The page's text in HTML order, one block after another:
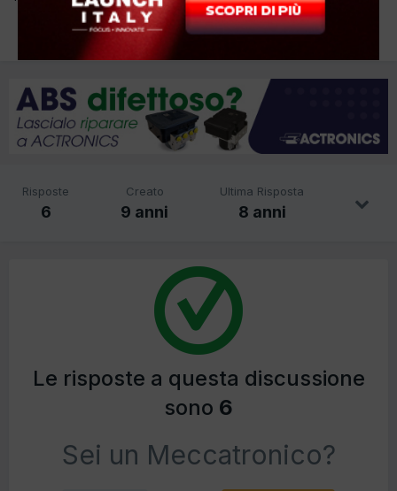
Risposte
6
Creato
9 anni
Ultima Risposta
8 anni
Le risposte a questa discussione
sono 6
Sei un Meccatronico?